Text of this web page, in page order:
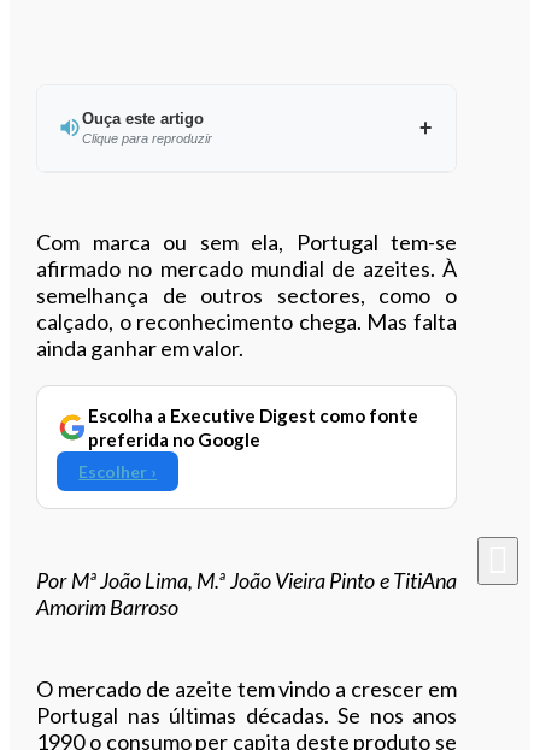
Ouça este artigo
Clique para reproduzir
Com marca ou sem ela, Portugal tem-se
afirmado no mercado mundial de azeites. À
semelhança de outros sectores, como o
calçado, o reconhecimento chega. Mas falta
ainda ganhar em valor.
Escolha a Executive Digest como fonte
preferida no Google
Escolher ›
Por Mª João Lima, M.ª João Vieira Pinto e TitiAna
Amorim Barroso
O mercado de azeite tem vindo a crescer em
Portugal nas últimas décadas. Se nos anos
1990 o consumo per capita deste produto se